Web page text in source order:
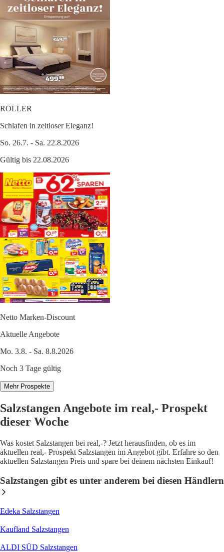
ROLLER
Schlafen in zeitloser Eleganz!
So. 26.7. - Sa. 22.8.2026
Gültig bis 22.08.2026
Netto Marken-Discount
Aktuelle Angebote
Mo. 3.8. - Sa. 8.8.2026
Noch 3 Tage gültig
Mehr Prospekte
Salzstangen Angebote im real,- Prospekt
dieser Woche
Was kostet Salzstangen bei real,-? Jetzt herausfinden, ob es im
aktuellen real,- Prospekt Salzstangen im Angebot gibt. Erfahre so den
aktuellen Salzstangen Preis und spare bei deinem nächsten Einkauf!
Salzstangen gibt es unter anderem bei diesen Händlern
Edeka Salzstangen
Kaufland Salzstangen
ALDI SÜD Salzstangen